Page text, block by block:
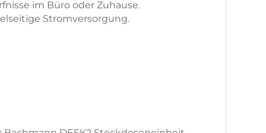
im Büro oder Zuhause.
Stromversorgung.